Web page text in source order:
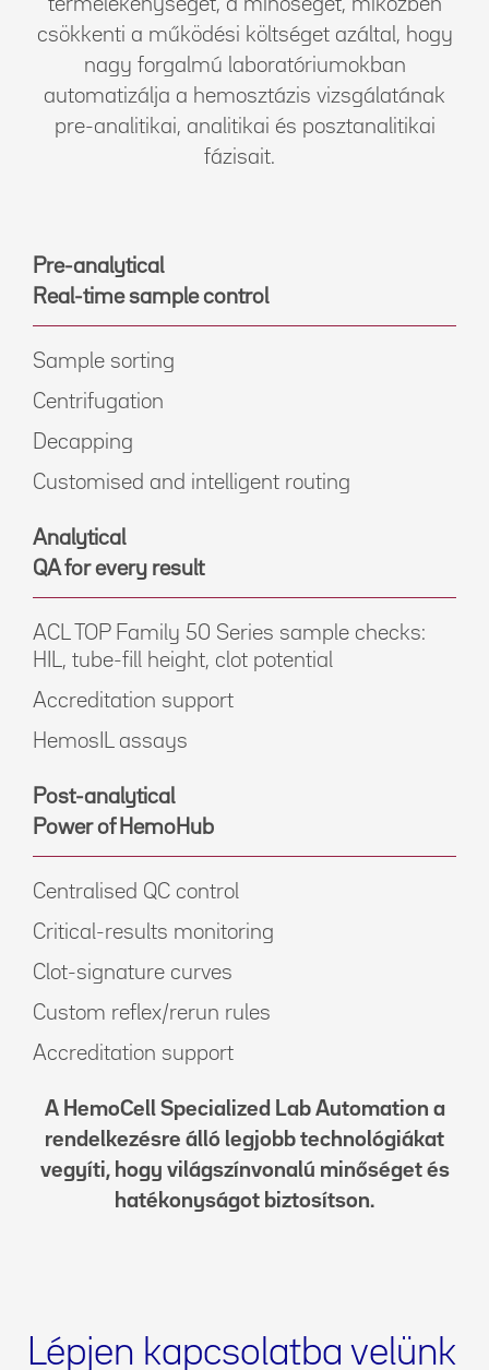
termelékenységet, a minőséget, miközben
csökkenti a működési költséget azáltal, hogy
nagy forgalmú laboratóriumokban
automatizálja a hemosztázis vizsgálatának
pre-analitikai, analitikai és posztanalitikai
fázisait.
Pre-analytical
Real-time sample control
Sample sorting
Centrifugation
Decapping
Customised and intelligent routing
Analytical
QA for every result
ACL TOP Family 50 Series sample checks:
HIL, tube-fill height, clot potential
Accreditation support
HemosIL assays
Post-analytical
Power of HemoHub
Centralised QC control
Critical-results monitoring
Clot-signature curves
Custom reflex/rerun rules
Accreditation support
A HemoCell Specialized Lab Automation a
rendelkezésre álló legjobb technológiákat
vegyíti, hogy világszínvonalú minőséget és
hatékonyságot biztosítson.
Lépjen kapcsolatba velünk